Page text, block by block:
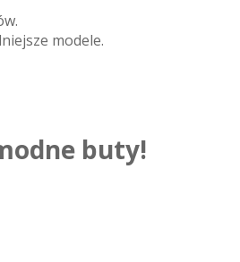
modele.
buty!